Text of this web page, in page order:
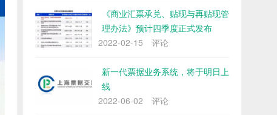
《商业汇票承兑、贴现与再贴现管
理办法》预计四季度正式发布
2022-02-15
评论
新一代票据业务系统，将于明日上
线
2022-06-02
评论